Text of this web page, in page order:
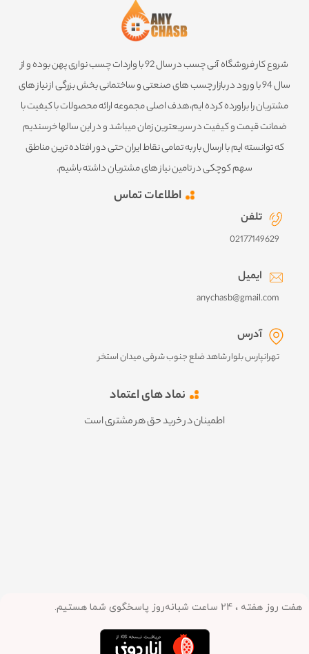
قابلیت چسباندن سنگ. چوب.
شیشه. آیینه. پلاستیک و.. به
انواع سطوح
شروع کار فروشگاه آنی چسب در سال 92 با واردات چسب نواری پهن بوده و از
سال 94 با ورود در بازار چسب های صنعتی و ساختمانی بخش بزرگی از نیاز های
مشتریان را براورده کرده ایم،هدف اصلی مجموعه ارائه محصولات با کیفیت با
ضمانت قیمت و کیفیت در سریعترین زمان میباشد و در این سالها خرسندیم
که توانسته ایم با ارسال بار به تمامی نقاط ایران حتی دور افتاده ترین مناطق
سهم کوچکی در تامین نیاز های مشتریان داشته باشیم.
اطلاعات تماس
تلفن
02177149629
ایمیل
anychasb@gmail.com
آدرس
تهرانپارس بلوار شاهد ضلع جنوب شرقی میدان استخر
نماد های اعتماد
اطمینان در خرید حق هر مشتری است
هفت روز هفته ، 24 ساعت شبانه‌روز پاسخگوی شما هستیم.